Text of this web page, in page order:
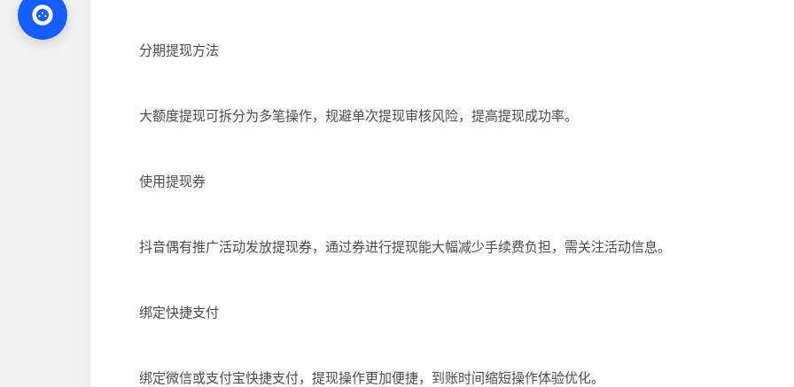
分期提现方法
大额度提现可拆分为多笔操作，规避单次提现审核风险，提高提现成功率。
使用提现券
抖音偶有推广活动发放提现券，通过券进行提现能大幅减少手续费负担，需关注活动信息。
绑定快捷支付
绑定微信或支付宝快捷支付，提现操作更加便捷，到账时间缩短操作体验优化。